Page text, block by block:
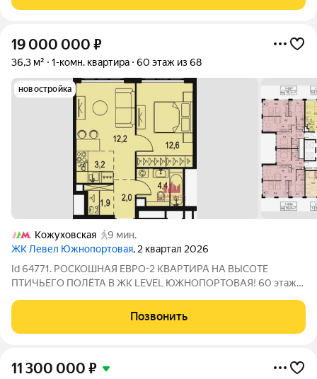
19 000 000 ₽
36,3 м² 1-комн. квартира 60 этаж из 68
новостройка
Кожуховская
9 мин.
ЖК Левел Южнопортовая, 2 квартал 2026
Id 64771. РОСКОШНАЯ ЕВРО-2 КВАРТИРА НА ВЫСОТЕ
ПТИЧЬЕГО ПОЛЁТА В ЖК LEVEL ЮЖНОПОРТОВАЯ! 60 этаж
ПАРАМЕТРЫ КВАРТИРЫ: Транспортная
Позвонить
11 300 000 ₽